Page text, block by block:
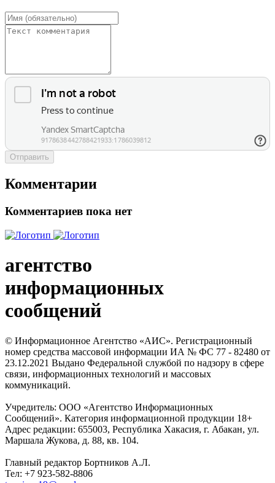
Отправить
Комментарии
Комментариев пока нет
агентство
информационных
сообщений
© Информационное Агентство «АИС». Регистрационный
номер средства массовой информации ИА № ФС 77 - 82480 от
23.12.2021 Выдано Федеральной службой по надзору в сфере
связи, информационных технологий и массовых
коммуникаций.
Учредитель: ООО «Агентство Информационных
Сообщений». Категория информационной продукции 18+
Адрес редакции: 655003, Республика Хакасия, г. Абакан, ул.
Маршала Жукова, д. 88, кв. 104.
Главный редактор Бортников А.Л.
Тел: +7 923-582-8806